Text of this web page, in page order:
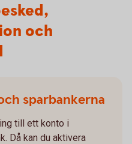
och
sparbankerna
till ett konto i
Då kan du aktivera